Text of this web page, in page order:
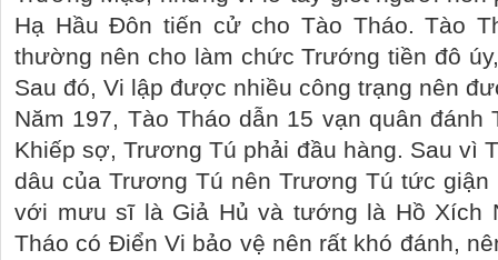
Hạ Hầu Đôn tiến cử cho Tào Tháo. Tào
thường nên cho làm chức Trướng tiền đô
Sau đó, Vi lập được nhiều công trạng nên
Năm 197, Tào Tháo dẫn 15 vạn quân
Khiếp sợ, Trương Tú phải đầu hàng. Sau vì
dâu của Trương Tú nên Trương Tú tức giận
với mưu sĩ là Giả Hủ và tướng là Hồ Xích
Tháo có Điển Vi bảo vệ nên rất khó đánh,